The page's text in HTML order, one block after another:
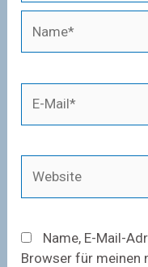
Mail*
Name, E-Mail-
Browser für meinen